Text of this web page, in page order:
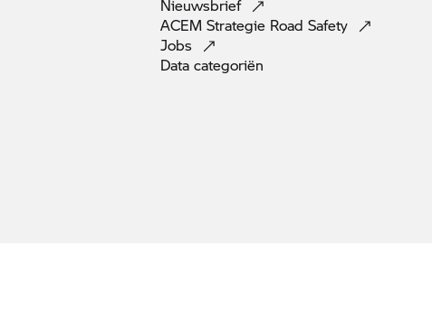
Nieuwsbrief
ACEM Strategie Road Safety
Jobs
Data categoriën